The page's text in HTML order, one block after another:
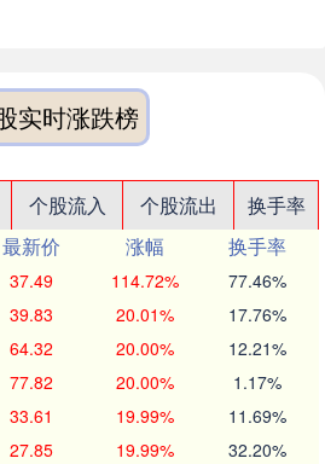
实时涨跌榜
个股流入 个股流出
换手率
最新价 涨幅
换手率
37.49 114.72% 77.46%
39.83 20.01% 17.76%
64.32 20.00% 12.21%
77.82 20.00% 1.17%
33.61 19.99% 11.69%
27.85 19.99% 32.20%